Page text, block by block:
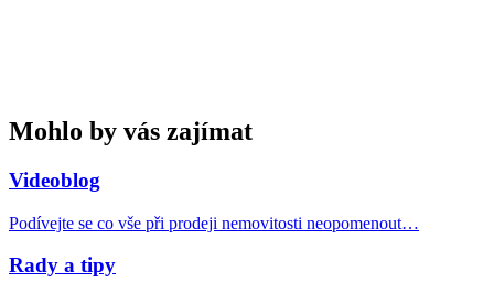
Mohlo by vás zajímat
Videoblog
Podívejte se co vše při prodeji nemovitosti neopomenout…
Rady a tipy